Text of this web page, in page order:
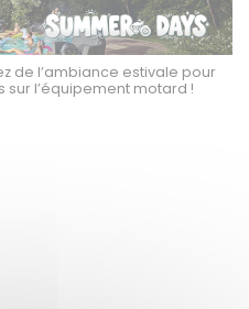
de l’ambiance estivale pour
l’équipement motard !